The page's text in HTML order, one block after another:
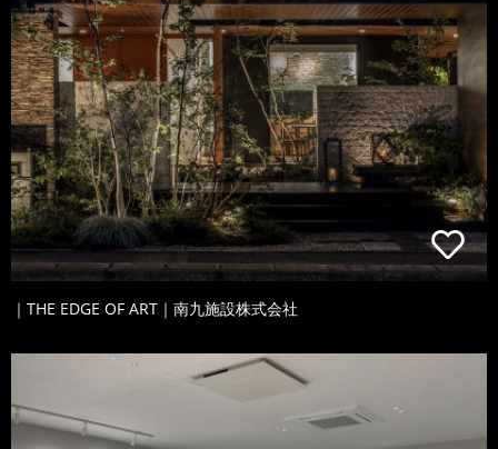
｜THE EDGE OF ART｜南九施設株式会社